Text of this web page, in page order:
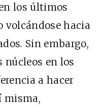
los últimos
volcándose hacia
Sin embargo,
núcleos en los
a hacer
misma,